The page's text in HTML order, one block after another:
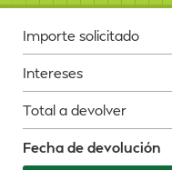
Importe solicitado
Intereses
Total a devolver
Fecha de devolución